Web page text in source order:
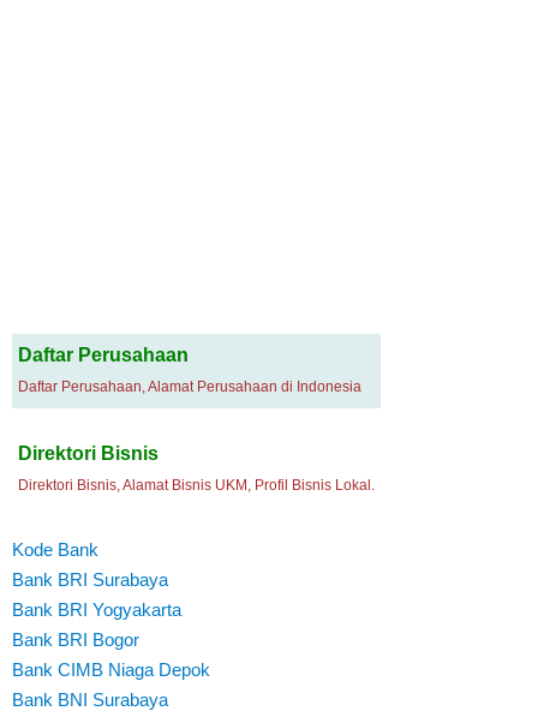
Daftar Perusahaan
Daftar Perusahaan, Alamat Perusahaan di Indonesia
Direktori Bisnis
Direktori Bisnis, Alamat Bisnis UKM, Profil Bisnis Lokal.
Kode Bank
Bank BRI Surabaya
Bank BRI Yogyakarta
Bank BRI Bogor
Bank CIMB Niaga Depok
Bank BNI Surabaya